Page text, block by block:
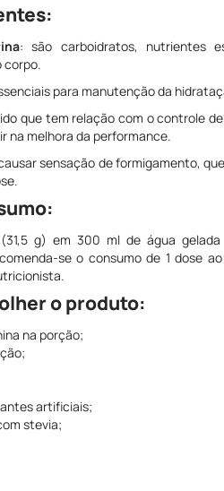
: são carboidratos, nutrientes
corpo.
para manutenção da
que tem relação com o controle
na melhora da performance.
sensação de formigamento,
g) em 300 ml de água
se o consumo de 1 dose
o produto:
na porção;
artificiais;
stevia;